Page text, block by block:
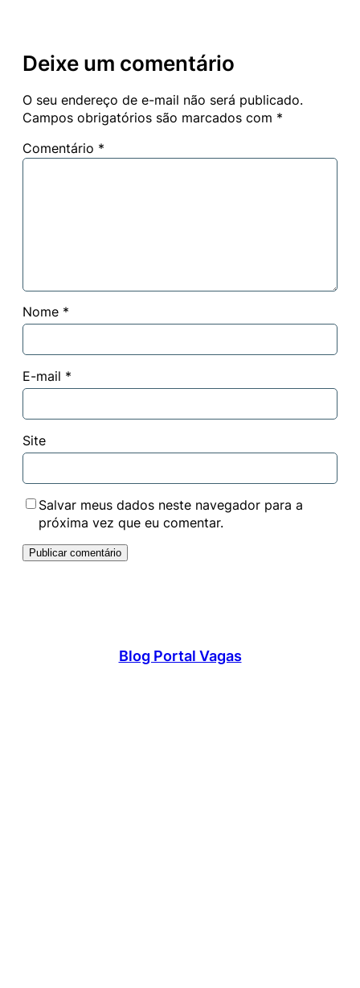
Deixe um comentário
O seu endereço de e-mail não será publicado.
Campos obrigatórios são marcados com *
Comentário *
Nome *
E-mail *
Site
Salvar meus dados neste navegador para a
próxima vez que eu comentar.
Blog Portal Vagas